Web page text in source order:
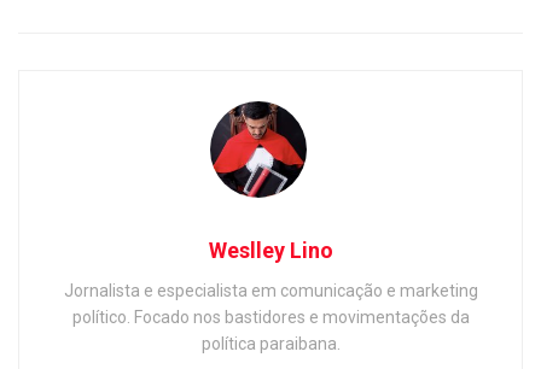
Weslley Lino
Jornalista e especialista em comunicação e marketing
político. Focado nos bastidores e movimentações da
política paraibana.